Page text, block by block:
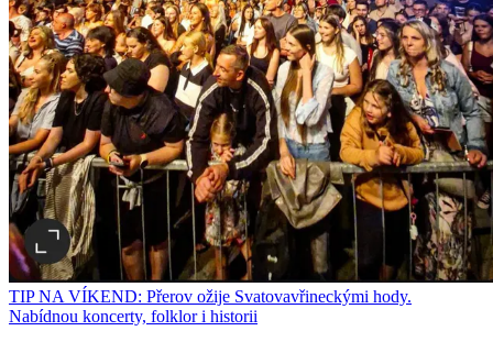
TIP NA VÍKEND: Přerov ožije Svatovavřineckými hody.
Nabídnou koncerty, folklor i historii